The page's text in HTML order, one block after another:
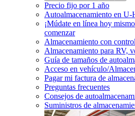
Precio fijo por 1 año
Autoalmacenamiento en U-
¡Múdate en línea hoy
comenzar
Almacenamiento con
Almacenamiento para RV,
Guía de tamaños de
Acceso en vehículo/
Pagar mi factura de
Preguntas frecuentes
Consejos de
Suministros de